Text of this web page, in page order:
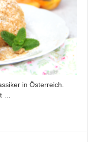
in Österreich.
…